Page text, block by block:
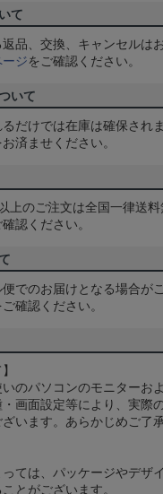
て
品、交換、キャンセルは
ジをご確認ください。
いて
だけでは在庫は確保され
済ませください。
上のご注文は全国一律送
認ください。
でのお届けとなる場合が
ご確認ください。
のパソコンのモニターお
画面設定等により、実際
います。あらかじめご了
ては、パッケージやデザ
とがございます。